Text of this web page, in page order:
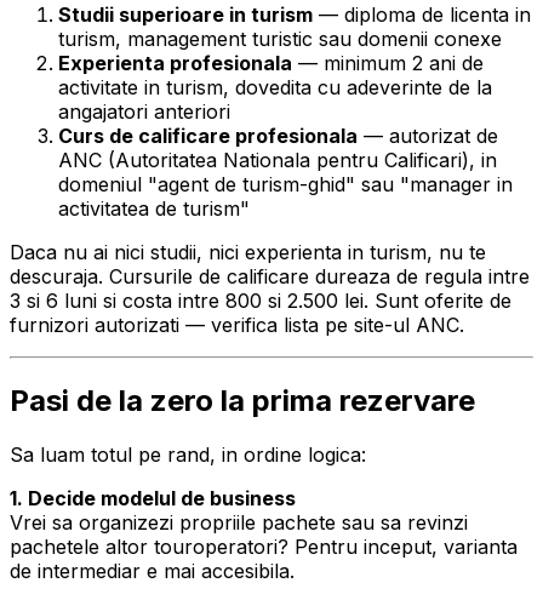
Studii superioare in turism — diploma de licenta in
turism, management turistic sau domenii conexe
Experienta profesionala — minimum 2 ani de
activitate in turism, dovedita cu adeverinte de la
angajatori anteriori
Curs de calificare profesionala — autorizat de
ANC (Autoritatea Nationala pentru Calificari), in
domeniul "agent de turism-ghid" sau "manager in
activitatea de turism"
Daca nu ai nici studii, nici experienta in turism, nu te
descuraja. Cursurile de calificare dureaza de regula intre
3 si 6 luni si costa intre 800 si 2.500 lei. Sunt oferite de
furnizori autorizati — verifica lista pe site-ul ANC.
Pasi de la zero la prima rezervare
Sa luam totul pe rand, in ordine logica:
1. Decide modelul de business
Vrei sa organizezi propriile pachete sau sa revinzi
pachetele altor touroperatori? Pentru inceput, varianta
de intermediar e mai accesibila.